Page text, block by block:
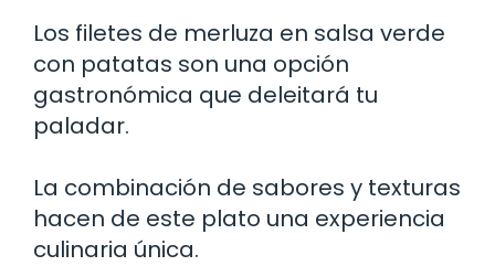
Los filetes de merluza en salsa verde
con patatas son una opción
gastronómica que deleitará tu
paladar.
La combinación de sabores y texturas
hacen de este plato una experiencia
culinaria única.